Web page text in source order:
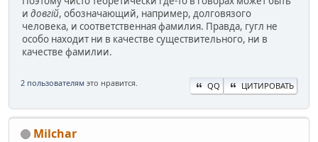
и довгій, обозначающий, например, долговязого
человека, и соответственная фамилия. Правда, гугл не
особо находит ни в качестве существительного, ни в
качестве фамилии.
2 пользователям это нравится. QQ ЦИТИРОВАТЬ
Milchar